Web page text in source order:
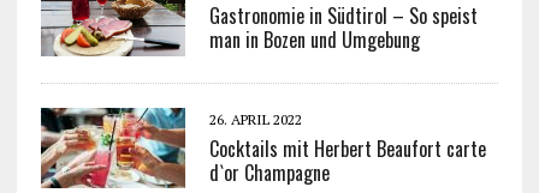
Gastronomie in Südtirol – So speist
man in Bozen und Umgebung
26. APRIL 2022
Cocktails mit Herbert Beaufort carte
d`or Champagne